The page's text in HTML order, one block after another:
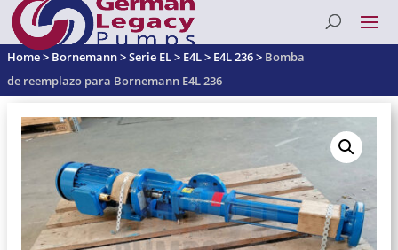
Home> Bornemann>Serie EL> E4L> E4L 236> Bomba
de reemplazo para Bornemann E4L 236